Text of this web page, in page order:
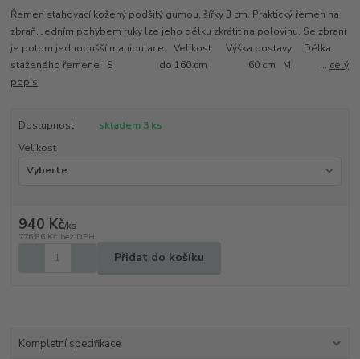
Řemen stahovací kožený podšitý gumou, šířky 3 cm. Praktický řemen na
zbraň. Jedním pohybem ruky lze jeho délku zkrátit na polovinu. Se zbraní
je potom jednodušší manipulace. Velikost Výška postavy Délka
staženého řemene S do 160 cm 60 cm M ... celý
popis
Dostupnost
skladem 3 ks
Velikost
940 Kč/ks
776,86 Kč bez DPH
Přidat do košíku
Kompletní specifikace